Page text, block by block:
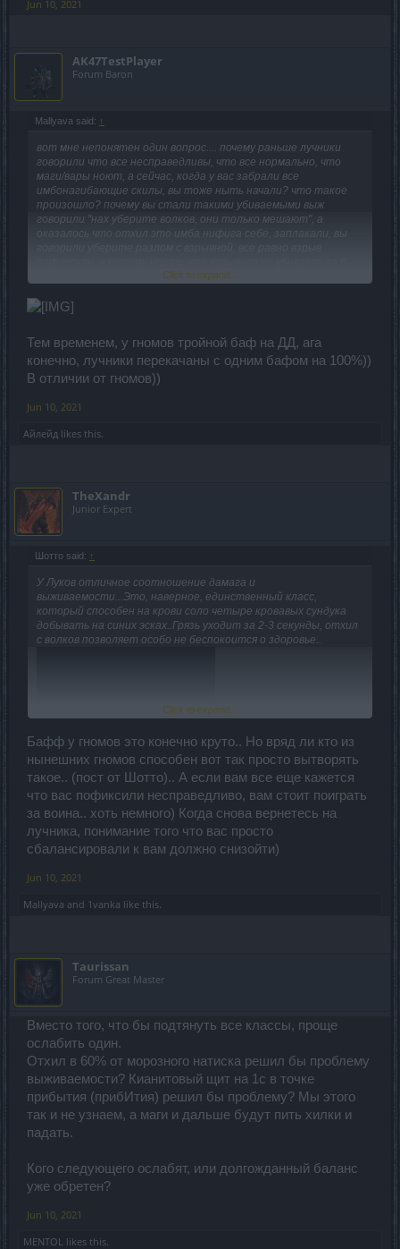
Jun 10, 2021
AK47TestPlayer
Forum Baron
Mallyava said: ↑
вот мне непонятен один вопрос.... почему раньше лучники
говорили что все несправедливы, что все нормально, что
маги/вары ноют, а сейчас, когда у вас забрали все
имбонагибающие скилы, вы тоже ныть начали? что такое
произошло? почему вы стали такими убиваемыми выж
говорили "нах уберите волков, они только мешают", а
оказалось что отхил это имба нифига себе, заплакали, вы
лет играя за мага, я примерно знаю механику игры за
просто привели к общему знаменателю с остальными
лучники будут нагибать рандом (примерно как было раньше
на одного мага/гнома/вара нагибающего будет приходится
где-то 3-4 лучника)
Click to expand...
Тем временем, у гномов тройной баф на ДД, ага
конечно, лучники перекачаны с одним бафом на 100%))
В отличии от гномов))
Jun 10, 2021
Айлейд likes this.
TheXandr
Junior Expert
Шотто said: ↑
У Луков отличное соотношение дамага и
выживаемости...Это, наверное, единственный класс,
который способен на крови соло четыре кровавых сундука
добывать на синих эсках..Грязь уходит за 2-3 секунды, отхил
с волков позволяет особо не беспокоится о здоровье..
Click to expand...
Бафф у гномов это конечно круто.. Но вряд ли кто из
нынешних гномов способен вот так просто вытворять
такое.. (пост от Шотто).. А если вам все еще кажется
что вас пофиксили несправедливо, вам стоит поиграть
за воина.. хоть немного) Когда снова вернетесь на
лучника, понимание того что вас просто
сбалансировали к вам должно снизойти)
Jun 10, 2021
Mallyava and 1vanka like this.
Taurissan
Forum Great Master
Вместо того, что бы подтянуть все классы, проще
ослабить один.
Отхил в 60% от морозного натиска решил бы проблему
выживаемости? Кианитовый щит на 1с в точке
прибытия (прибИтия) решил бы проблему? Мы этого
так и не узнаем, а маги и дальше будут пить хилки и
падать.
Кого следующего ослабят, или долгожданный баланс
уже обретен?
Jun 10, 2021
MENTOL likes this.